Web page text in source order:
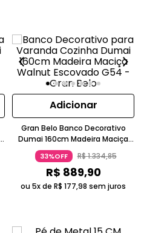
Adicionar
Gran Belo Banco Decorativo
Dumai 160cm Madeira Maciça
Walnut Escovado Rústico
33%OFF R$1.334,85
R$ 889,90
ou 5x de R$ 177,98 sem juros